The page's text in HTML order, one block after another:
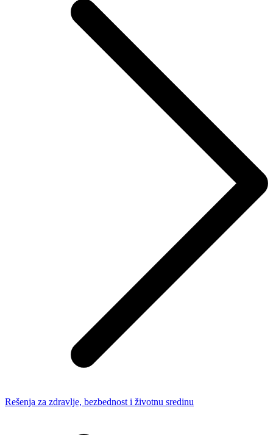
Rešenja za zdravlje, bezbednost i životnu sredinu